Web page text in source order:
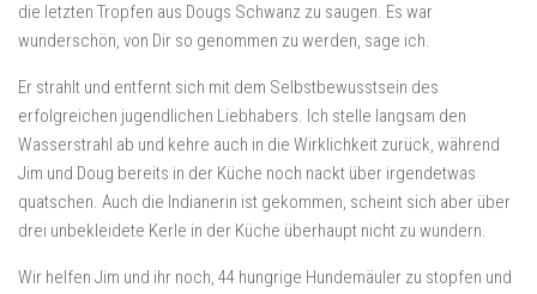
die letzten Tropfen aus Dougs Schwanz zu saugen. Es war
wunderschön, von Dir so genommen zu werden, sage ich.
Er strahlt und entfernt sich mit dem Selbstbewusstsein des
erfolgreichen jugendlichen Liebhabers. Ich stelle langsam den
Wasserstrahl ab und kehre auch in die Wirklichkeit zurück, während
Jim und Doug bereits in der Küche noch nackt über irgendetwas
quatschen. Auch die Indianerin ist gekommen, scheint sich aber über
drei unbekleidete Kerle in der Küche überhaupt nicht zu wundern.
Wir helfen Jim und ihr noch, 44 hungrige Hundemäuler zu stopfen und